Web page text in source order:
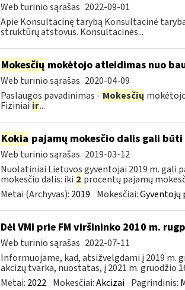
Web turinio sąrašas 2022-09-01
Apie Konsultacinę tarybą Konsultacinė
struktūrų atstovus. Konsultacinės...
Mokesčių mokėtojo atleidimas nuo
Web turinio sąrašas 2020-04-09
Paslaugos pavadinimas - Mokesčių
Fiziniai ir...
Kokia pajamų mokesčio dalis gali
Web turinio sąrašas 2019-03-12
Nuolatiniai Lietuvos gyventojai 2019 m. gali
mokesčio dalis: iki 2 procentų pajamų
Metai (Archyvas): 2019 Mokesčiai:Gyventojų
Dėl VMI prie FM viršininko 2010 m.
Web turinio sąrašas 2022-07-11
Informuojame, kad, atsižvelgdami į 2019 m.
akcizų tvarka, nuostatas, į 2021 m. gruodžio
Metai: 2022 Mokesčiai:Akcizai Pagrindinis: